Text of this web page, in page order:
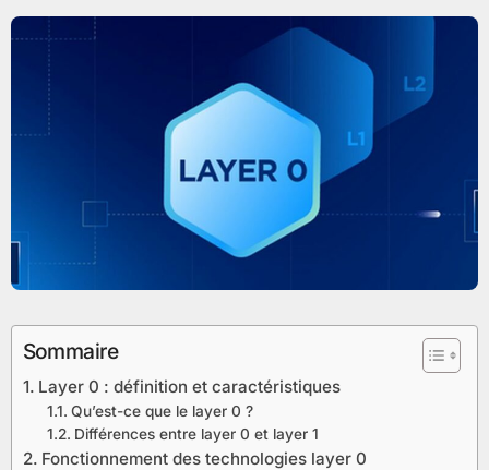
Sommaire
Layer 0 : définition et caractéristiques
Qu’est-ce que le layer 0 ?
Différences entre layer 0 et layer 1
Fonctionnement des technologies layer 0